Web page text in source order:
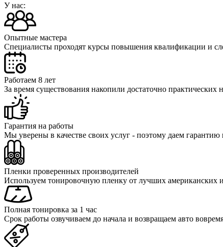
У нас:
Опытные мастера
Специалисты проходят курсы повышения квалификации и
Работаем 8 лет
За время существования накопили достаточно практических
Гарантия на работы
Мы уверены в качестве своих услуг - поэтому даем гарантию
Пленки проверенных производителей
Используем тонировочную пленку от лучших американских
Полная тонировка за 1 час
Срок работы озвучиваем до начала и возвращаем авто